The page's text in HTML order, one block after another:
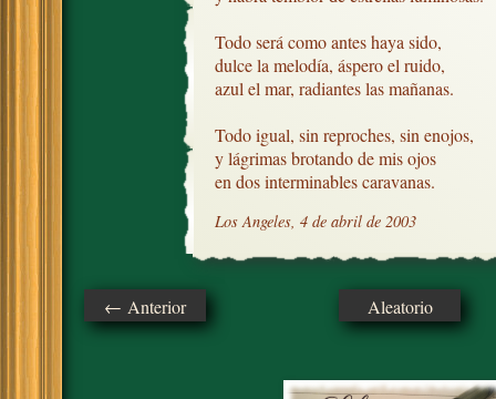
Todo será como antes haya sido,
dulce la melodía, áspero el ruido,
azul el mar, radiantes las mañanas.
Todo igual, sin reproches, sin enojos,
y lágrimas brotando de mis ojos
en dos interminables caravanas.
Los Angeles, 4 de abril de 2003
← Anterior Aleatorio